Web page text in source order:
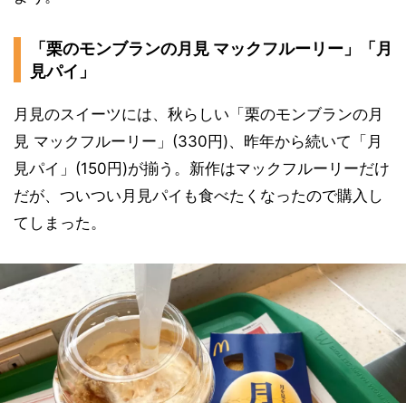
「栗のモンブランの月見 マックフルーリー」「月
見パイ」
月見のスイーツには、秋らしい「栗のモンブランの月
見 マックフルーリー」(330円)、昨年から続いて「月
見パイ」(150円)が揃う。新作はマックフルーリーだけ
だが、ついつい月見パイも食べたくなったので購入し
てしまった。